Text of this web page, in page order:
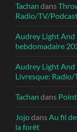
Tachan dans
Radio/TV/
Audrey Light And
hebdomadaire
Audrey Light And
Livresque:
Tachan dans
JojodansAu fil
la forêt